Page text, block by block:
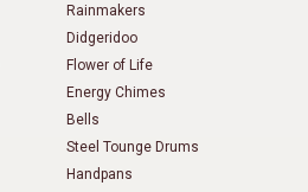
Rainmakers
Didgeridoo
Flower of Life
Energy Chimes
Bells
Steel Tounge Drums
Handpans